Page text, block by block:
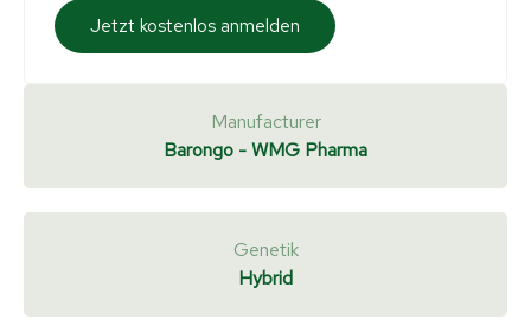
Jetzt kostenlos anmelden
Manufacturer
Barongo - WMG Pharma
Genetik
Hybrid